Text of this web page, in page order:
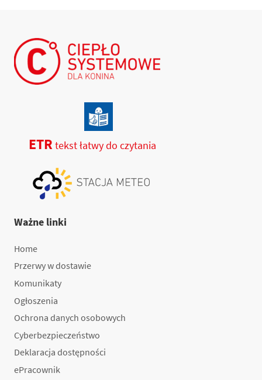
ETR tekst łatwy do czytania
Ważne linki
Home
Przerwy w dostawie
Komunikaty
Ogłoszenia
Ochrona danych osobowych
Cyberbezpieczeństwo
Deklaracja dostępności
ePracownik